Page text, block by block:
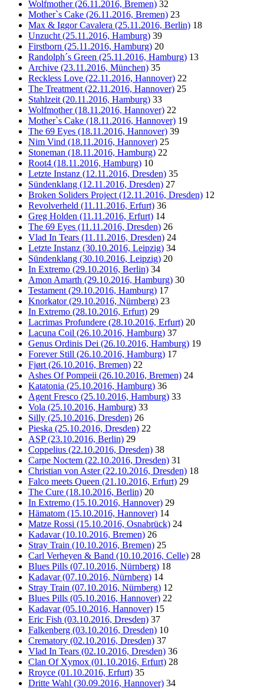
Wolfmother (26.11.2016, Bremen) 32
Mother`s Cake (26.11.2016, Bremen) 23
Max & Iggor Cavalera (25.11.2016, Berlin) 18
Unzucht (25.11.2016, Hamburg) 39
Firstborn (25.11.2016, Hamburg) 20
Randolph´s Green (25.11.2016, Hamburg) 13
Archive (23.11.2016, München) 35
Reckless Love (22.11.2016, Hannover) 22
The Treatment (22.11.2016, Hannover) 25
Stahlzeit (20.11.2016, Hamburg) 33
Wolfmother (18.11.2016, Hannover) 22
Mother`s Cake (18.11.2016, Hannover) 19
The 69 Eyes (18.11.2016, Hannover) 39
Nim Vind (18.11.2016, Hannover) 25
Stoneman (18.11.2016, Hamburg) 22
Root4 (18.11.2016, Hamburg) 10
Letzte Instanz (12.11.2016, Dresden) 35
Sündenklang (12.11.2016, Dresden) 27
Broken Soliders Project (12.11.2016, Dresden) 12
Revolverheld (11.11.2016, Erfurt) 36
Greg Holden (11.11.2016, Erfurt) 14
The 69 Eyes (11.11.2016, Dresden) 26
Vlad In Tears (11.11.2016, Dresden) 24
Letzte Instanz (30.10.2016, Leipzig) 34
Sündenklang (30.10.2016, Leipzig) 20
In Extremo (29.10.2016, Berlin) 34
Amon Amarth (29.10.2016, Hamburg) 30
Testament (29.10.2016, Hamburg) 17
Knorkator (29.10.2016, Nürnberg) 23
In Extremo (28.10.2016, Erfurt) 29
Lacrimas Profundere (28.10.2016, Erfurt) 20
Lacuna Coil (26.10.2016, Hamburg) 37
Genus Ordinis Dei (26.10.2016, Hamburg) 19
Forever Still (26.10.2016, Hamburg) 17
Fjørt (26.10.2016, Bremen) 22
Ashes Of Pompeii (26.10.2016, Bremen) 24
Katatonia (25.10.2016, Hamburg) 36
Agent Fresco (25.10.2016, Hamburg) 33
Vola (25.10.2016, Hamburg) 33
Silly (25.10.2016, Dresden) 26
Pieska (25.10.2016, Dresden) 22
ASP (23.10.2016, Berlin) 29
Coppelius (22.10.2016, Dresden) 38
Carpe Noctem (22.10.2016, Dresden) 31
Christian von Aster (22.10.2016, Dresden) 18
Falco meets Queen (21.10.2016, Erfurt) 29
The Cure (18.10.2016, Berlin) 20
In Extremo (15.10.2016, Hannover) 29
Hämatom (15.10.2016, Hannover) 14
Matze Rossi (15.10.2016, Osnabrück) 24
Kadavar (10.10.2016, Bremen) 26
Stray Train (10.10.2016, Bremen) 25
Carl Verheyen & Band (10.10.2016, Celle) 28
Blues Pills (07.10.2016, Nürnberg) 18
Kadavar (07.10.2016, Nürnberg) 14
Stray Train (07.10.2016, Nürnberg) 12
Blues Pills (05.10.2016, Hannover) 22
Kadavar (05.10.2016, Hannover) 15
Eric Fish (03.10.2016, Dresden) 37
Falkenberg (03.10.2016, Dresden) 10
Crematory (02.10.2016, Dresden) 37
Vlad In Tears (02.10.2016, Dresden) 36
Clan Of Xymox (01.10.2016, Erfurt) 28
Rroyce (01.10.2016, Erfurt) 35
Dritte Wahl (30.09.2016, Hannover) 34